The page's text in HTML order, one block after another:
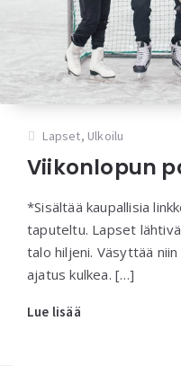
Lapset, Ulkoilu
Viikonlopun
*Sisältää kaupallisia
taputeltu. Lapset
talo hiljeni. Väsyttää
ajatus kulkea. […]
Lue lisää